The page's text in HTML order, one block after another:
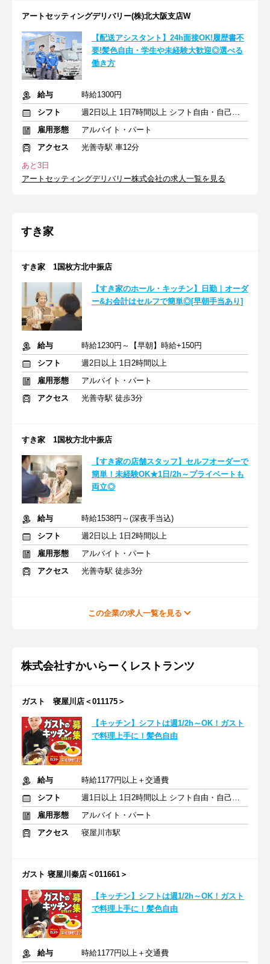
アートセッティングデリバリー(株)北大阪支店W
【配送アシスタント】24h面接OK!履歴書不
要!髪色自由・学生や未経験大歓迎◎選べる
働き方
給与
時給1300円
シフト
週2日以上 1日7時間以上 シフト自由・自己申告
雇用形態
アルバイト・パート
アクセス
光善寺駅 車12分
あと3日
アートセッティングデリバリー株式会社の求人一覧を見る
すき家
すき家 1国枚方北中振店
【すき家のホール・キッチン】日勤｜オーダ
ー&お会計はセルフで簡単◎[早朝手当あり]
給与
時給1230円～【早朝】時給+150円
シフト
週2日以上 1日2時間以上
雇用形態
アルバイト・パート
アクセス
光善寺駅 徒歩3分
すき家 1国枚方北中振店
【すき家の店舗スタッフ】セルフオーダーで
簡単！未経験OK★1日/2h～プライベートも
両立◎
給与
時給1538円～(深夜手当込)
シフト
週2日以上 1日2時間以上
雇用形態
アルバイト・パート
アクセス
光善寺駅 徒歩3分
この企業の求人一覧を見る
株式会社すかいらーくレストランツ
ガスト 寝屋川店＜011175＞
【キッチン】シフトは週1/2h～OK！ガスト
で料理上手に！髪色自由
給与
時給1177円以上＋交通費
シフト
週1日以上 1日2時間以上 シフト自由・自己申告
雇用形態
アルバイト・パート
アクセス
寝屋川市駅
ガスト 寝屋川秦店＜011661＞
【キッチン】シフトは週1/2h～OK！ガスト
で料理上手に！髪色自由
給与 時給1177円以上＋交通費